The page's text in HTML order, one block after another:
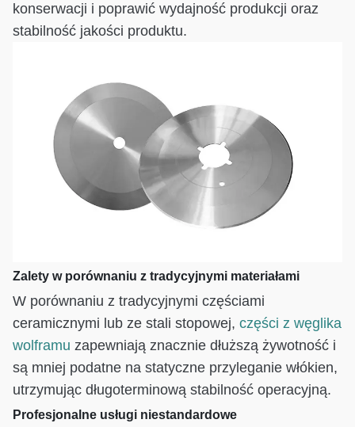
konserwacji i poprawić wydajność produkcji oraz
stabilność jakości produktu.
Zalety w porównaniu z tradycyjnymi materiałami
W porównaniu z tradycyjnymi częściami
ceramicznymi lub ze stali stopowej, części z węglika
wolframu zapewniają znacznie dłuższą żywotność i
są mniej podatne na statyczne przyleganie włókien,
utrzymując długoterminową stabilność operacyjną.
Profesjonalne usługi niestandardowe